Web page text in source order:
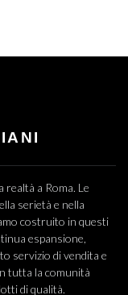
realtà a Roma. Le
serietà e nella
costruito in questi
espansione,
servizio di vendita e
tutta la comunità
di qualità.